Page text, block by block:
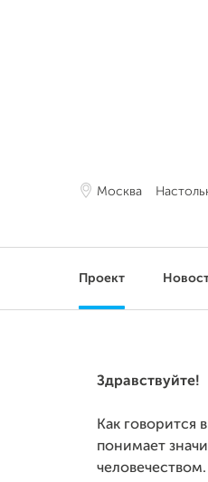
Москва
Проект
Здравствуйте!
Как говорится
понимает